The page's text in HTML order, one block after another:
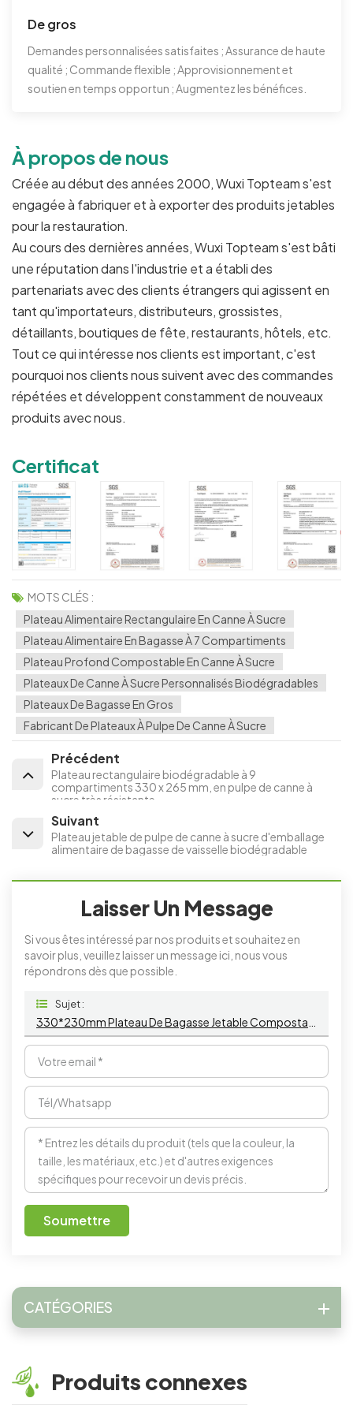
De gros
Demandes personnalisées satisfaites ; Assurance de haute
qualité ; Commande flexible ; Approvisionnement et
soutien en temps opportun ; Augmentez les bénéfices.
À propos de nous
Créée au début des années 2000, Wuxi Topteam s'est
engagée à fabriquer et à exporter des produits jetables
pour la restauration.
Au cours des dernières années, Wuxi Topteam s'est bâti
une réputation dans l'industrie et a établi des
partenariats avec des clients étrangers qui agissent en
tant qu'importateurs, distributeurs, grossistes,
détaillants, boutiques de fête, restaurants, hôtels, etc.
Tout ce qui intéresse nos clients est important, c'est
pourquoi nos clients nous suivent avec des commandes
répétées et développent constamment de nouveaux
produits avec nous.
Certificat
MOTS CLÉS :
Plateau Alimentaire Rectangulaire En Canne À Sucre
Plateau Alimentaire En Bagasse À 7 Compartiments
Plateau Profond Compostable En Canne À Sucre
Plateaux De Canne À Sucre Personnalisés Biodégradables
Plateaux De Bagasse En Gros
Fabricant De Plateaux À Pulpe De Canne À Sucre
Précédent
Plateau rectangulaire biodégradable à 9
compartiments 330 x 265 mm, en pulpe de canne à
sucre très résistante
Suivant
Plateau jetable de pulpe de canne à sucre d'emballage
alimentaire de bagasse de vaisselle biodégradable
Laisser Un Message
Si vous êtes intéressé par nos produits et souhaitez en
savoir plus, veuillez laisser un message ici, nous vous
répondrons dès que possible.
Sujet :
Soumettre
CATÉGORIES
Produits connexes